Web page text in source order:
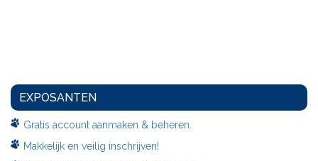
EXPOSANTEN
Gratis account aanmaken & beheren.
Makkelijk en veilig inschrijven!